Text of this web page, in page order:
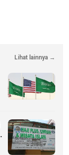
Lihat lainnya →